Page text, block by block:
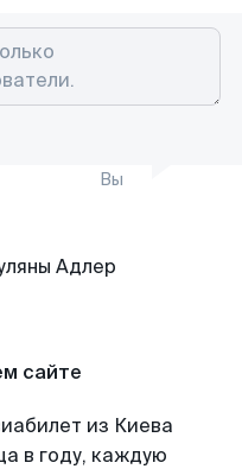
Вы
сайте
из Киева
в году, каждую